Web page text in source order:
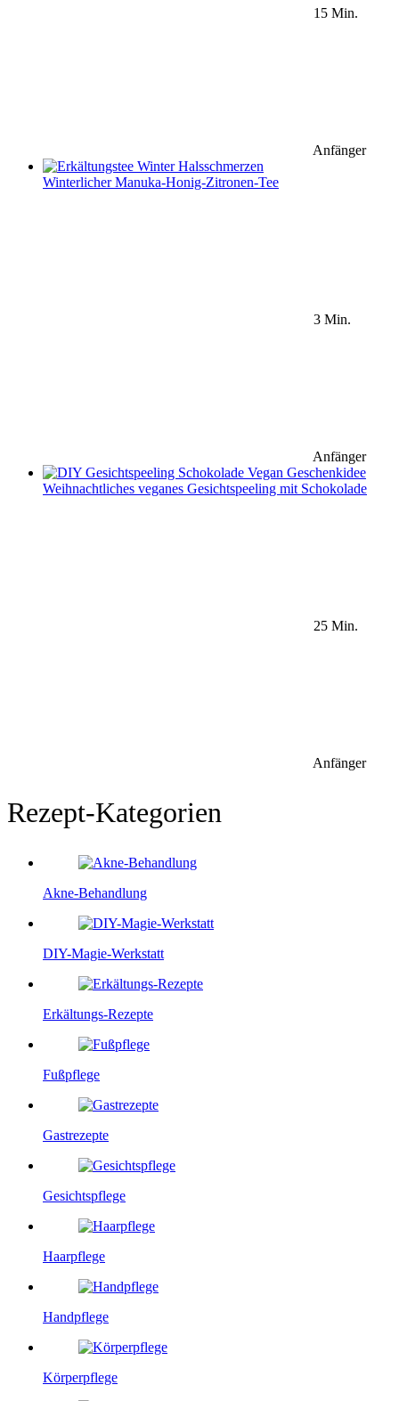
15 Min.
Anfänger
Winterlicher Manuka-Honig-Zitronen-Tee
3 Min.
Anfänger
Weihnachtliches veganes Gesichtspeeling mit Schokolade
25 Min.
Anfänger
Rezept-Kategorien
Akne-Behandlung
DIY-Magie-Werkstatt
Erkältungs-Rezepte
Fußpflege
Gastrezepte
Gesichtspflege
Haarpflege
Handpflege
Körperpflege